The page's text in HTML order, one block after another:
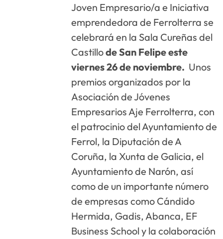
Joven Empresario/a e Iniciativa
emprendedora de Ferrolterra se
celebrará en la Sala Cureñas del
Castillode San Felipe este
viernes 26 de noviembre. Unos
premios organizados por la
Asociación de Jóvenes
Empresarios Aje Ferrolterra, con
el patrocinio del Ayuntamiento de
Ferrol, la Diputación de A
Coruña, la Xunta de Galicia, el
Ayuntamiento de Narón, así
como de un importante número
de empresas como Cándido
Hermida, Gadis, Abanca, EF
Business School y la colaboración